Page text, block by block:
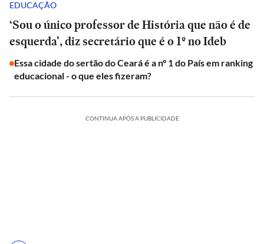
EDUCAÇÃO
‘Sou o único professor de História que não é de
esquerda’, diz secretário que é o 1º no Ideb
Essa cidade do sertão do Ceará é a nº 1 do País em ranking
educacional - o que eles fizeram?
CONTINUA APÓS A PUBLICIDADE